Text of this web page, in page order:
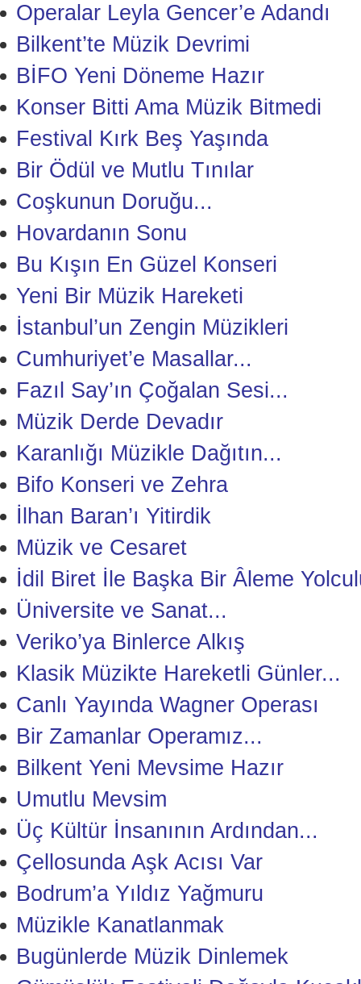
Operalar Leyla Gencer’e Adandı
Bilkent’te Müzik Devrimi
BİFO Yeni Döneme Hazır
Konser Bitti Ama Müzik Bitmedi
Festival Kırk Beş Yaşında
Bir Ödül ve Mutlu Tınılar
Coşkunun Doruğu...
Hovardanın Sonu
Bu Kışın En Güzel Konseri
Yeni Bir Müzik Hareketi
İstanbul’un Zengin Müzikleri
Cumhuriyet’e Masallar...
Fazıl Say’ın Çoğalan Sesi...
Müzik Derde Devadır
Karanlığı Müzikle Dağıtın...
Bifo Konseri ve Zehra
İlhan Baran’ı Yitirdik
Müzik ve Cesaret
İdil Biret İle Başka Bir Âleme
Üniversite ve Sanat...
Veriko’ya Binlerce Alkış
Klasik Müzikte Hareketli Günler...
Canlı Yayında Wagner Operası
Bir Zamanlar Operamız...
Bilkent Yeni Mevsime Hazır
Umutlu Mevsim
Üç Kültür İnsanının Ardından...
Çellosunda Aşk Acısı Var
Bodrum’a Yıldız Yağmuru
Müzikle Kanatlanmak
Bugünlerde Müzik Dinlemek